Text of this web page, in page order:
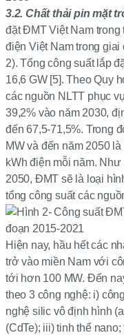
3.2. Chất thải pin mặt
đặt ĐMT Việt Nam trong
điện Việt Nam trong
2). Tổng công suất lắp
16,6 GW [5]. Theo Quy
các nguồn NLTT phục
39,2% vào năm 2030,
đến 67,5-71,5%. Trong
MW và đến năm 2050
kWh điện mỗi năm.
2050, ĐMT sẽ là loại
tổng công suất các
Hiện nay, hầu hết các
trở vào miền Nam với
tới hơn 100 MW. Đến
theo 3 công nghệ: i)
nghệ silic vô định hình
(CdTe); iii) tinh thể